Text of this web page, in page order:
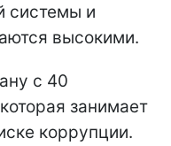
системы и
высокими.
с 40
занимает
коррупции.